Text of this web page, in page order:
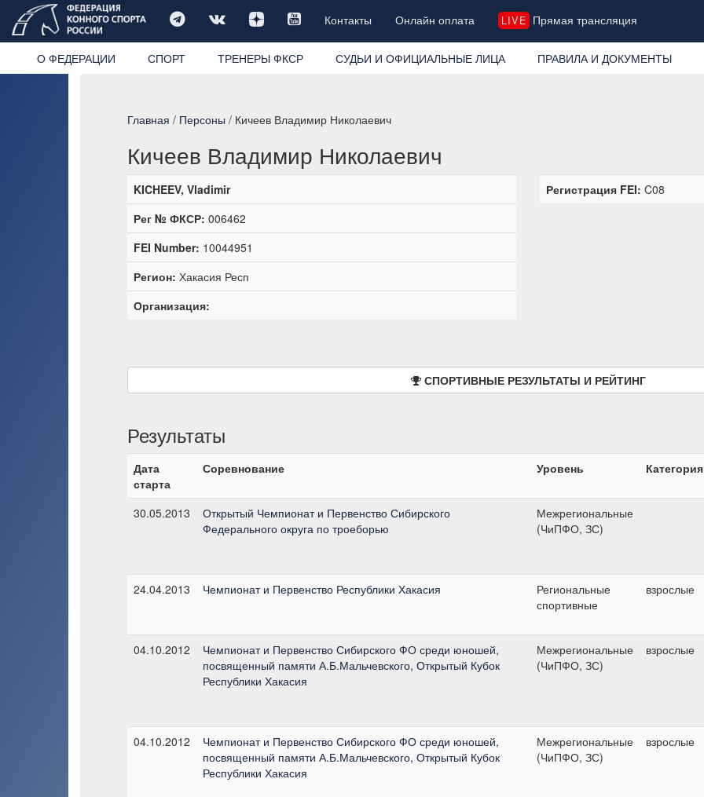
Контакты Онлайн оплата LIVE Прямая трансляция
О ФЕДЕРАЦИИ СПОРТ ТРЕНЕРЫ ФКСР СУДЬИ И ОФИЦИАЛЬНЫЕ ЛИЦА ПРАВИЛА И ДОКУМЕНТЫ
Главная / Персоны / Кичеев Владимир Николаевич
Кичеев Владимир Николаевич
KICHEEV, Vladimir
Рег № ФКСР: 006462
FEI Number: 10044951
Регион: Хакасия Респ
Организация:
Регистрация FEI: C08
СПОРТИВНЫЕ РЕЗУЛЬТАТЫ И РЕЙТИНГ
Результаты
Дата
старта
Соревнование Уровень Категория
30.05.2013
Открытый Чемпионат и Первенство Сибирского
Федерального округа по троеборью
Межрегиональные
(ЧиПФО, ЗС)
24.04.2013
Чемпионат и Первенство Республики Хакасия
Региональные
спортивные
взрослые
04.10.2012
Чемпионат и Первенство Сибирского ФО среди юношей,
посвященный памяти А.Б.Мальчевского, Открытый Кубок
Республики Хакасия
Межрегиональные
(ЧиПФО, ЗС)
взрослые
04.10.2012
Чемпионат и Первенство Сибирского ФО среди юношей,
посвященный памяти А.Б.Мальчевского, Открытый Кубок
Республики Хакасия
Межрегиональные
(ЧиПФО, ЗС)
взрослые